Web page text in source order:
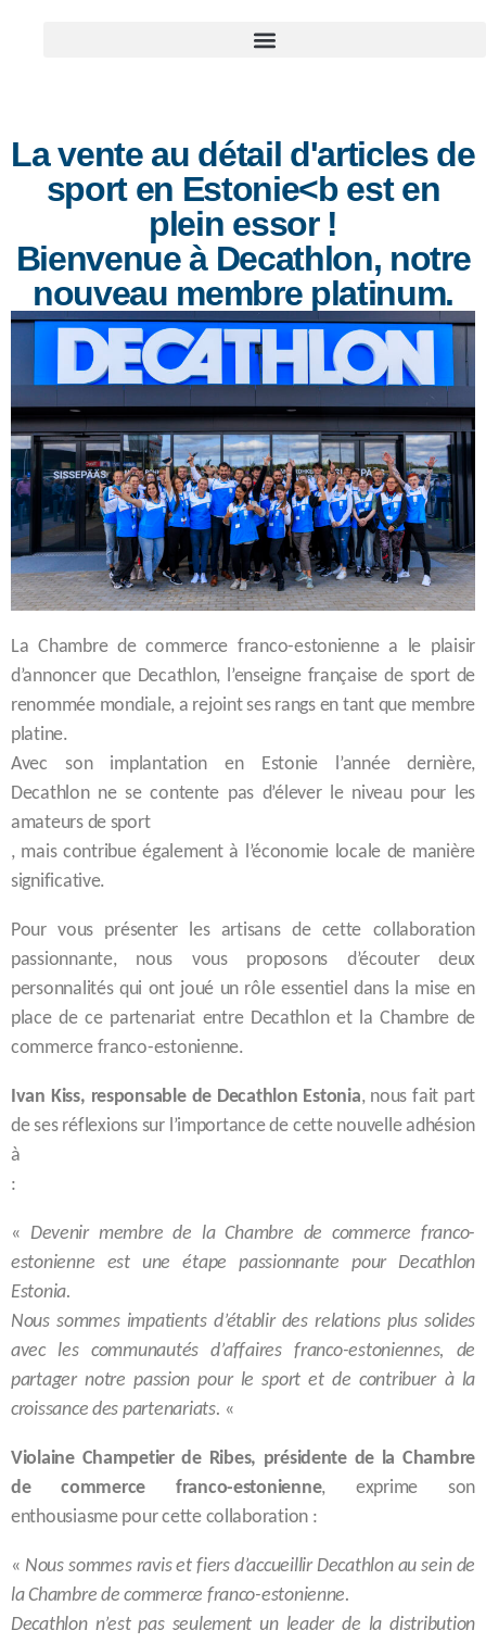
La vente au détail d'articles de
sport en Estonie<b est en
plein essor !
Bienvenue à Decathlon, notre
nouveau membre platinum.
La Chambre de commerce franco-estonienne a le plaisir
d’annoncer que Decathlon, l’enseigne française de sport de
renommée mondiale, a rejoint ses rangs en tant que membre
platine.
Avec son implantation en Estonie l’année dernière,
Decathlon ne se contente pas d’élever le niveau pour les
amateurs de sport
, mais contribue également à l’économie locale de manière
significative.
Pour vous présenter les artisans de cette collaboration
passionnante, nous vous proposons d’écouter deux
personnalités qui ont joué un rôle essentiel dans la mise en
place de ce partenariat entre Decathlon et la Chambre de
commerce franco-estonienne.
Ivan Kiss, responsable de Decathlon Estonia, nous fait part
de ses réflexions sur l’importance de cette nouvelle adhésion
à
:
« Devenir membre de la Chambre de commerce franco-
estonienne est une étape passionnante pour Decathlon
Estonia.
Nous sommes impatients d’établir des relations plus solides
avec les communautés d’affaires franco-estoniennes, de
partager notre passion pour le sport et de contribuer à la
croissance des partenariats. «
Violaine Champetier de Ribes, présidente de la Chambre
de commerce franco-estonienne, exprime son
enthousiasme pour cette collaboration :
« Nous sommes ravis et fiers d’accueillir Decathlon au sein de
la Chambre de commerce franco-estonienne.
Decathlon n’est pas seulement un leader de la distribution